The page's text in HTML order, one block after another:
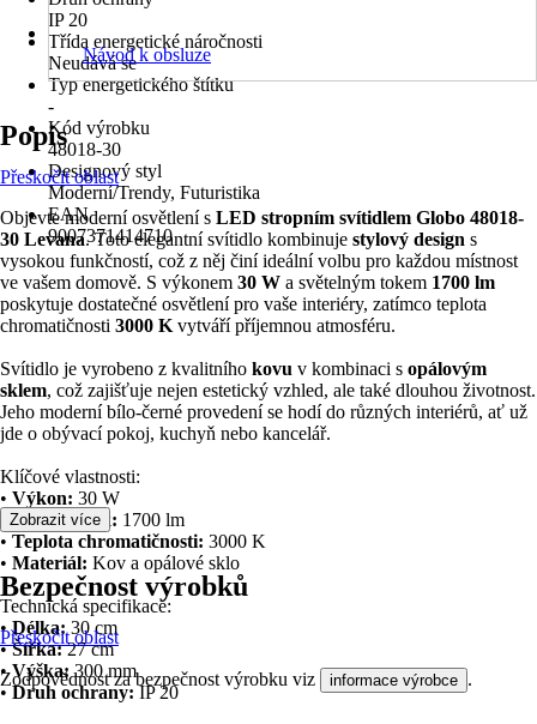
IP 20
Třída energetické náročnosti
Neudává se
Typ energetického štítku
-
Kód výrobku
48018-30
Designový styl
Moderní/Trendy, Futuristika
EAN
9007371414710
Návod k obsluze
Popis
Přeskočit oblast
Objevte moderní osvětlení s LED stropním svítidlem Globo 48018-
30 Levana. Toto elegantní svítidlo kombinuje stylový design s
vysokou funkčností, což z něj činí ideální volbu pro každou místnost
ve vašem domově. S výkonem 30 W a světelným tokem 1700 lm
poskytuje dostatečné osvětlení pro vaše interiéry, zatímco teplota
chromatičnosti 3000 K vytváří příjemnou atmosféru.
Svítidlo je vyrobeno z kvalitního kovu v kombinaci s opálovým
sklem, což zajišťuje nejen estetický vzhled, ale také dlouhou životnost.
Jeho moderní bílo-černé provedení se hodí do různých interiérů, ať už
jde o obývací pokoj, kuchyň nebo kancelář.
Klíčové vlastnosti:
• Výkon: 30 W
•Světelný tok: 1700 lm
• Teplota chromatičnosti: 3000 K
• Materiál: Kov a opálové sklo
Technická specifikace:
•Délka:30 cm
•Šířka:27 cm
•Výška: 300 mm
•Druh ochrany:IP 20
Zobrazit více
Bezpečnost výrobků
Přeskočit oblast
Zodpovědnost za bezpečnost výrobku viz informace výrobce .